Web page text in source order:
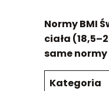
Normy BMI
ciała
same normy
Kategoria